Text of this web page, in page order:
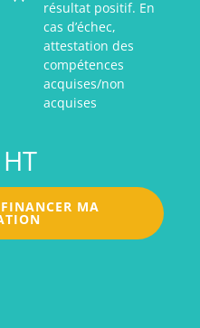
résultat positif. En
cas d’échec,
attestation des
compétences
acquises/non
acquises
MA